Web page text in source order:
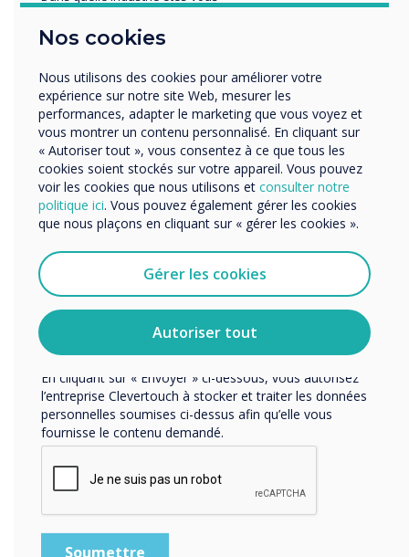
“
Sur le stand 2N400 de
Clevertouch, les visiteurs
peuvent parcourir le futur
bureau de destination de
Clevertouch et se plonger
dans les dernières solutions
de salles de réunion
proposées par la
combinaison de
partenariats ; Logitech, Intel,
VideoWindow, DisplayNote
Nos cookies
Nous utilisons des cookies pour améliorer votre
expérience sur notre site Web, mesurer les
performances, adapter le marketing que vous voyez et
vous montrer un contenu personnalisé. En cliquant sur
« Autoriser tout », vous consentez à ce que tous les
cookies soient stockés sur votre appareil. Vous pouvez
voir les cookies que nous utilisons et consulter notre
politique ici. Vous pouvez également gérer les cookies
que nous plaçons en cliquant sur « gérer les cookies ».
Gérer les cookies
Autoriser tout
Enterprise
Organisation Name
Nous aimerions vous contacter au sujet de nos produits
et services par e-mail, téléphone ou courrier.
J'accepte de recevoir des communications de
Clevertouch.
Vous pouvez vous désabonner de ces communications à
tout moment. Consultez notre Politique de confidentialité
pour en savoir plus sur nos modalités de
désabonnement, nos politiques de confidentialité et sur
notre engagement vis-à-vis de la protection et du respect
de la vie privée.
En cliquant sur « Envoyer » ci-dessous, vous autorisez
l’entreprise Clevertouch à stocker et traiter les données
personnelles soumises ci-dessus afin qu’elle vous
fournisse le contenu demandé.